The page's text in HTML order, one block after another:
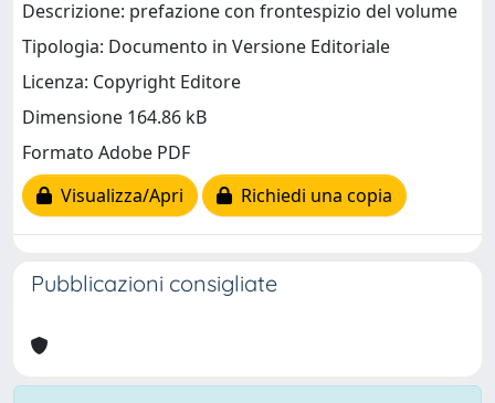
Descrizione: prefazione con frontespizio del volume
Tipologia: Documento in Versione Editoriale
Licenza: Copyright Editore
Dimensione 164.86 kB
Formato Adobe PDF
Visualizza/Apri
Richiedi una copia
Pubblicazioni consigliate